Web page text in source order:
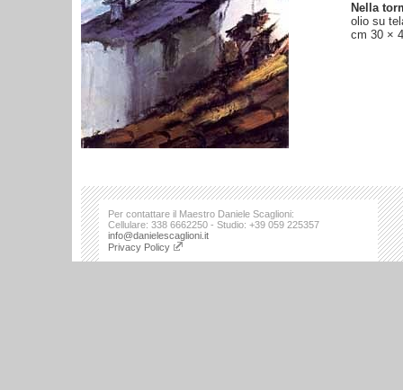
Nella
olio su
cm 30 ×
Per contattare il Maestro Daniele Scaglioni:
Cellulare: 338 6662250 - Studio: +39 059 225357
info@danielescaglioni.it
Privacy Policy